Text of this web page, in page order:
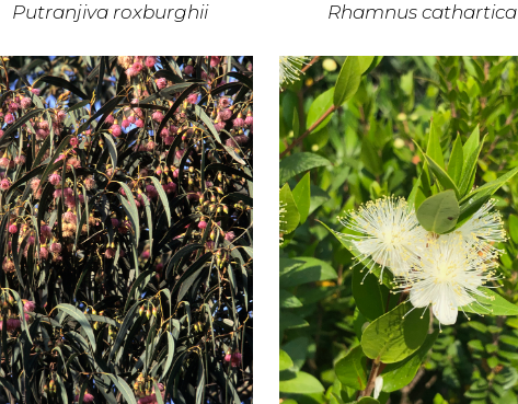
Putranjiva roxburghii Rhamnus cathartica